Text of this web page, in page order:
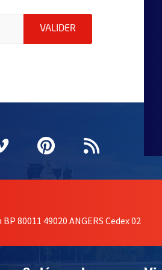
indiquez votre email
VALIDER ENVOYER MA
fenêtrefenêtre
une nouvelle
Vimeo
, Ouvre une nouvelle
Pinterest
, Ouvre une
Flux RSS
80011 49020 ANGERS Cedex 02